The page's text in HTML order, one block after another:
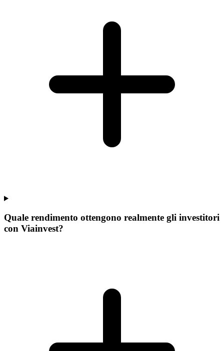
Quale rendimento ottengono realmente gli investitori
con Viainvest?